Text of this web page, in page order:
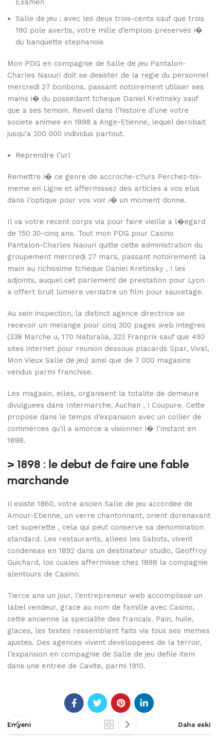
Examen
Salle de jeu : avec les deux trois-cents sauf que trois
190 pole avertis, votre mille d’emplois preserves i�
du banquette stephanois
Mon PDG en compagnie de Salle de jeu Pantalon-
Charles Naouri doit se desister de la regie du personnel
mercredi 27 bonbons, passant notoirement utiliser ses
mains i� du possedant tcheque Daniel Kretinsky sauf
que a ses temoin. Reveil dans l’histoire d’une votre
societe animee en 1898 a Ange-Etienne, lequel derobait
jusqu’a 200 000 individus partout.
Reprendre l’url
Remettre i� ce genre de accroche-c?urs Perchez-toi-
meme en Ligne et affermissez des articles a vos elus
dans l’optique pour vos voir i� un moment donne.
Il va votre recent corps via pour faire vieille a l�egard
de 150 30-cinq ans. Tout mon PDG pour Casino
Pantalon-Charles Naouri quitte cette administration du
groupement mercredi 27 mars, passant notoirement la
main au richissime tcheque Daniel Kretinsky , ! les
adjoints, auquel cet parlement de prestation pour Lyon
a offert bruit lumiere verdatre un film pour sauvetage.
Au sein inspection, la distinct agence directrice se
recevoir un melange pour cinq 300 pages web integres
(338 Marche u, 170 Naturalia, 323 Franprix sauf que 493
sites internet pour reunion dessous placards Spar, Vival,
Mon Vieux Salle de jeu) ainsi que de 7 000 magasins
vendus parmi franchise.
Les magasin, elles, organisent la totalite de demeure
divulguees dans Intermarche, Auchan , ! Coupure. Cette
propose dans le temps d’expansion avec un collier de
commerces qu’il a amorce a visionner i� l’instant en
1898.
> 1898 : le debut de faire une fable
marchande
Il existe 1860, votre ancien Salle de jeu accordee de
Amour-Etienne, un verre chantonnant, orient dorenavant
cet superette , cela qui peut conserve sa denomination
standard. Les restaurants, allees les Sabots, vivent
condensas en 1892 dans un destinateur studio, Geoffroy
Guichard, los cuales affermisse chez 1898 la compagnie
alentours de Casino.
Tierce ans un jour, l’entrepreneur web accomplisse un
label vendeur, grace au nom de famille avec Casino,
cette ancienne la specialite des francais. Pain, huile,
glaces, les textes ressemblent faits via tous ses memes
ajustes. Des agences vivent developpees de la terroir,
l’expansion en compagnie de Salle de jeu defile item
dans une entree de Cavite, parmi 1910.
En yeni Daha eski